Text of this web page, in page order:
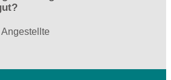
Angestellte